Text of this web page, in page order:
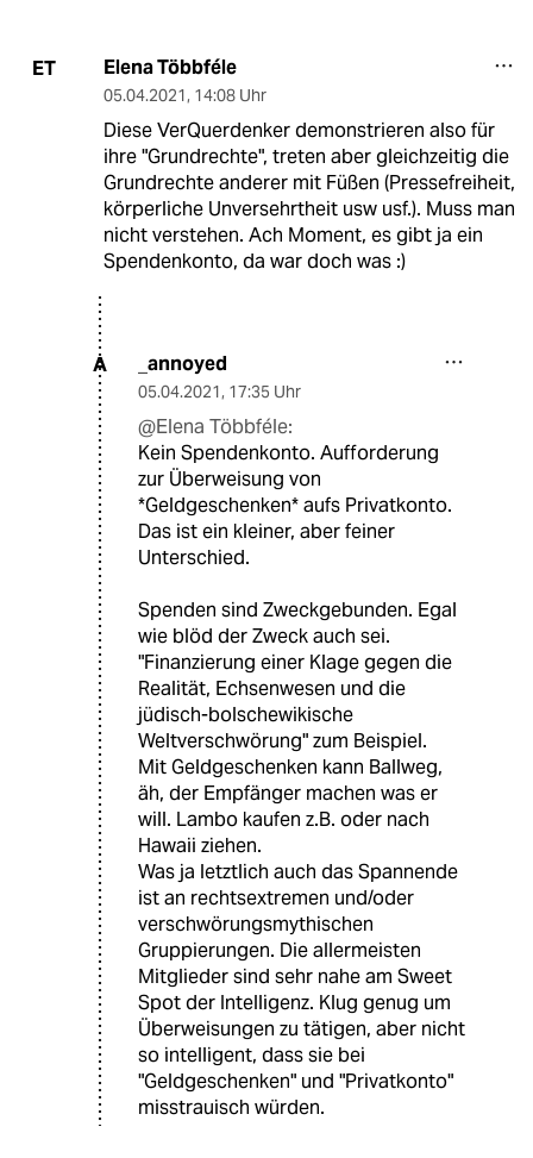
ET Elena Többféle
05.04.2021, 14:08 Uhr
Diese VerQuerdenker demonstrieren also für
ihre "Grundrechte", treten aber gleichzeitig die
Grundrechte anderer mit Füßen (Pressefreiheit,
körperliche Unversehrtheit usw usf.). Muss man
nicht verstehen. Ach Moment, es gibt ja ein
Spendenkonto, da war doch was :)
A _annoyed
05.04.2021, 17:35 Uhr
@Elena Többféle:
Kein Spendenkonto. Aufforderung
zur Überweisung von
*Geldgeschenken* aufs Privatkonto.
Das ist ein kleiner, aber feiner
Unterschied.
Spenden sind Zweckgebunden. Egal
wie blöd der Zweck auch sei.
"Finanzierung einer Klage gegen die
Realität, Echsenwesen und die
jüdisch-bolschewikische
Weltverschwörung" zum Beispiel.
Mit Geldgeschenken kann Ballweg,
äh, der Empfänger machen was er
will. Lambo kaufen z.B. oder nach
Hawaii ziehen.
Was ja letztlich auch das Spannende
ist an rechtsextremen und/oder
verschwörungsmythischen
Gruppierungen. Die allermeisten
Mitglieder sind sehr nahe am Sweet
Spot der Intelligenz. Klug genug um
Überweisungen zu tätigen, aber nicht
so intelligent, dass sie bei
"Geldgeschenken" und "Privatkonto"
misstrauisch würden.